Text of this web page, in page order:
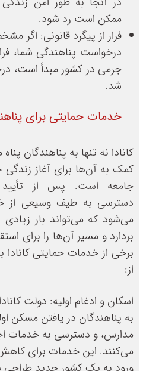
ممکن است رد شود.
فرار از پیگرد قانونی: اگر
درخواست پناهندگی شما،
جرمی در کشور مبدأ است،
شد.
خدمات حمایتی برای
کانادا نه تنها به پناهندگان
کمک به آن‌ها برای آغاز
جامعه است. پس از تأیید
دسترسی به طیف وسیعی از
می‌شود که می‌تواند بار
بردارد و مسیر آن‌ها را برای
برخی از خدمات حمایتی کانادا
از:
اسکان و ادغام اولیه: دولت
به پناهندگان در یافتن مسکن
مدارس، و دسترسی به خدمات
می‌کنند. این خدمات برای